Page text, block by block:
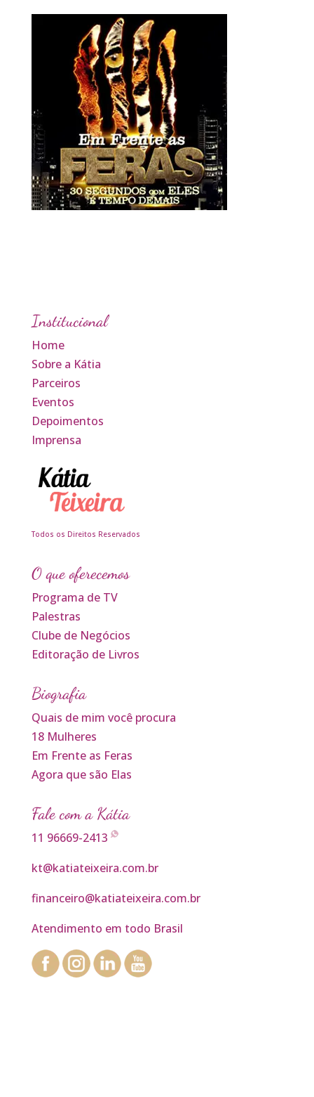
Institucional
Home
Sobre a Kátia
Parceiros
Eventos
Depoimentos
Imprensa
Todos os Direitos Reservados
O que oferecemos
Programa de TV
Palestras
Clube de Negócios
Editoração de Livros
Biografia
Quais de mim você procura
18 Mulheres
Em Frente as Feras
Agora que são Elas
Fale com a Kátia
11 96669-2413
kt@katiateixeira.com.br
financeiro@katiateixeira.com.br
Atendimento em todo Brasil